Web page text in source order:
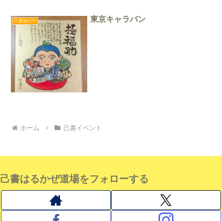
己書修行中 東京キャラバン
ホーム 己書イベント
己書はるかぜ道場をフォローする